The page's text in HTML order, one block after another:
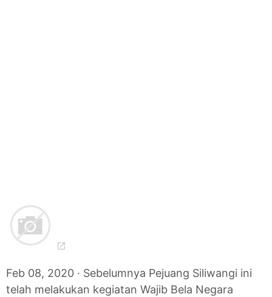
Feb 08, 2020 · Sebelumnya Pejuang Siliwangi ini
telah melakukan kegiatan Wajib Bela Negara